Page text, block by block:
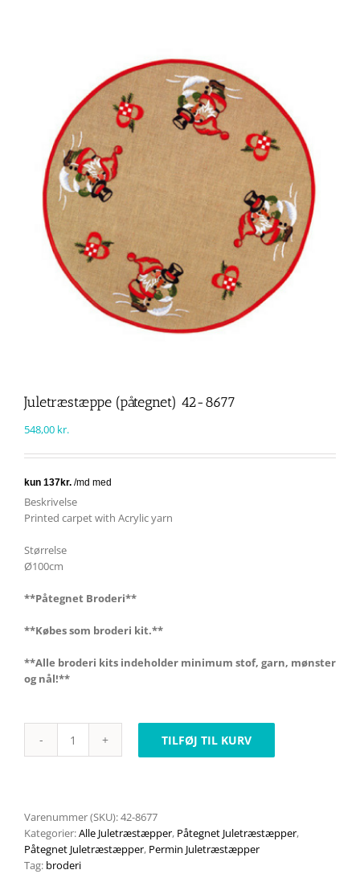
Juletræstæppe (påtegnet) 42-8677
548,00 kr.
Beskrivelse
Printed carpet with Acrylic yarn
Størrelse
Ø100cm
**Påtegnet Broderi**
**Købes som broderi kit.**
**Alle broderi kits indeholder minimum stof, garn, mønster
og nål!**
Juletræstæppe
antal
TILFØJ TIL KURV
Varenummer (SKU):42-8677
Kategorier:Alle Juletræstæpper, Påtegnet Juletræstæpper,
Påtegnet Juletræstæpper, Permin Juletræstæpper
Tag: broderi